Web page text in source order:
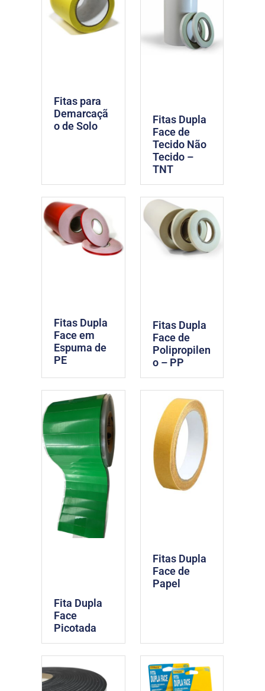
Fitas para
Demarcaçã
o de Solo
Fitas Dupla
Face de
Tecido Não
Tecido –
TNT
Fitas Dupla
Face em
Espuma de
PE
Fitas Dupla
Face de
Polipropilen
o – PP
Fita Dupla
Face
Picotada
Fitas Dupla
Face de
Papel